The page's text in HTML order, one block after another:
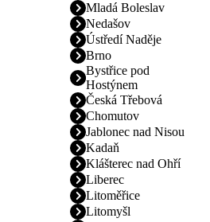
Mladá Boleslav
Nedašov
Ústředí Naděje
Brno
Bystřice pod
Hostýnem
Česká Třebová
Chomutov
Jablonec nad Nisou
Kadaň
Klášterec nad Ohří
Liberec
Litoměřice
Litomyšl